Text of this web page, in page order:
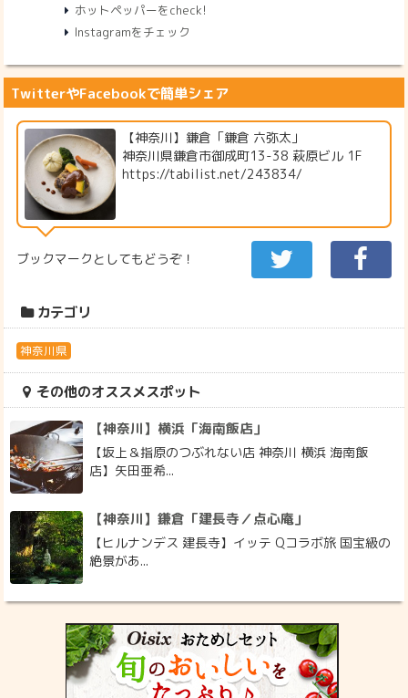
ホットペッパーをcheck!
Instagramをチェック
TwitterやFacebookで簡単シェア
【神奈川】鎌倉「鎌倉 六弥太」
神奈川県鎌倉市御成町13-38 萩原ビル 1F
https://tabilist.net/243834/
ブックマークとしてもどうぞ！
カテゴリ
神奈川県
その他のオススメスポット
【神奈川】横浜「海南飯店」
【坂上＆指原のつぶれない店 神奈川 横浜 海南飯
店】矢田亜希...
【神奈川】鎌倉「建長寺／点心庵」
【ヒルナンデス 建長寺】イッテ Qコラボ旅 国宝級の
絶景があ...